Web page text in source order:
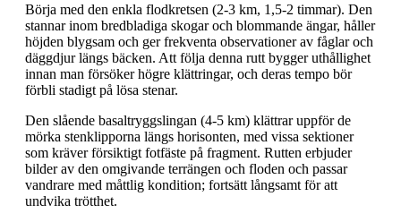
Börja med den enkla flodkretsen (2-3 km, 1,5-2 timmar). Den
stannar inom bredbladiga skogar och blommande ängar, håller
höjden blygsam och ger frekventa observationer av fåglar och
däggdjur längs bäcken. Att följa denna rutt bygger uthållighet
innan man försöker högre klättringar, och deras tempo bör
förbli stadigt på lösa stenar.
Den slående basaltryggslingan (4-5 km) klättrar uppför de
mörka stenklipporna längs horisonten, med vissa sektioner
som kräver försiktigt fotfäste på fragment. Rutten erbjuder
bilder av den omgivande terrängen och floden och passar
vandrare med måttlig kondition; fortsätt långsamt för att
undvika trötthet.